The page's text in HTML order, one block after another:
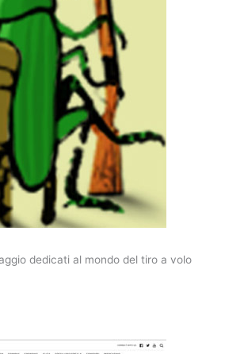
dedicati al mondo del tiro a volo